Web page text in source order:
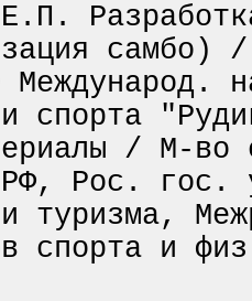
и спорта
/ М-во
РФ, Рос. гос.
туризма,
спорта и